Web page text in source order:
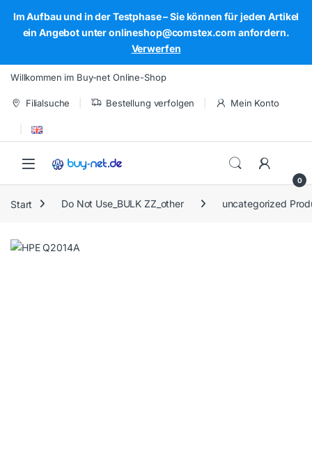
Im Aufbau und in der Testphase – Sie können für jeden Artikel
ein Angebot unter onlineshop@comstex.com anfordern.
Verwerfen
Skip to navigation
Skip to content
Willkommen im Buy-net Online-Shop
Filialsuche Bestellung verfolgen Mein Konto
Open
0
Start Do Not Use_BULK ZZ_other uncategorized